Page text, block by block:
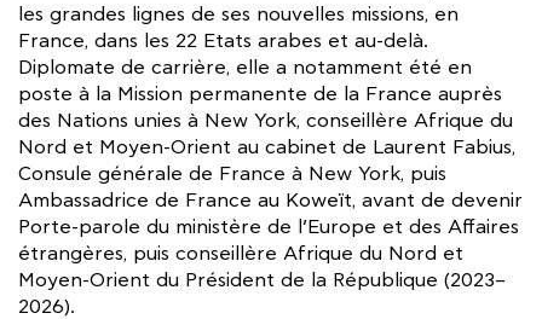
les grandes lignes de ses nouvelles missions, en
France, dans les 22 Etats arabes et au-delà.
Diplomate de carrière, elle a notamment été en
poste à la Mission permanente de la France auprès
des Nations unies à New York, conseillère Afrique du
Nord et Moyen-Orient au cabinet de Laurent Fabius,
Consule générale de France à New York, puis
Ambassadrice de France au Koweït, avant de devenir
Porte-parole du ministère de l’Europe et des Affaires
étrangères, puis conseillère Afrique du Nord et
Moyen-Orient du Président de la République (2023–
2026).